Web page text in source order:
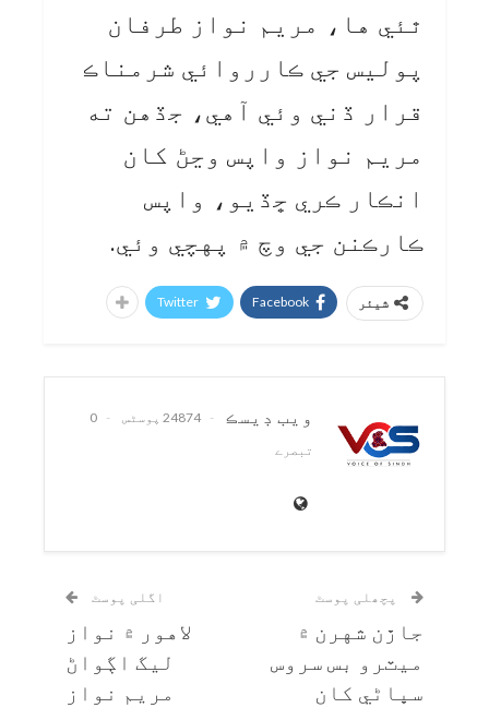
ٿئي ها، مريم نواز طرفان
پوليس جي ڪارروائي شرمناڪ
قرار ڏني وئي آهي، جڏهن ته
مريم نواز واپس وڃڻ کان
انڪار ڪري ڇڏيو، واپس
ڪارڪنن جي وچ ۾ پهچي وئي.
شیئر Facebook
Twitter
ويب ڊيسڪ 24874 پوسٹس
0
تبصرے
پچھلی پوسٹ
جاڙن شهرن ۾
ميٽرو بس سروس
سڀاڻي کان
اگلی پوسٹ
لاهور ۾ نواز
ليگ اڳواڻ
مريم نواز